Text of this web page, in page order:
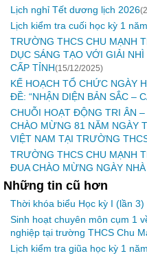
Lịch nghỉ Tết dương lịch 2026
Lịch kiểm tra cuối học kỳ 1
TRƯỜNG THCS CHU MẠNH
DỤC SÁNG TẠO VỚI GIẢI
CẤP TỈNH(15/12/2025)
KẾ HOẠCH TỔ CHỨC NGÀY
ĐỀ: “NHẬN DIỆN BẢN SẮC –
CHUỖI HOẠT ĐỘNG TRI ÂN
CHÀO MỪNG 81 NĂM NGÀY
VIỆT NAM TẠI TRƯỜNG
TRƯỜNG THCS CHU MẠNH
ĐUA CHÀO MỪNG NGÀY
Những tin cũ hơn
Thời khóa biểu Học kỳ I (lần
Sinh hoạt chuyên môn cụm 1
nghiệp tại trường THCS Chu
Lịch kiểm tra giũa học kỳ 1